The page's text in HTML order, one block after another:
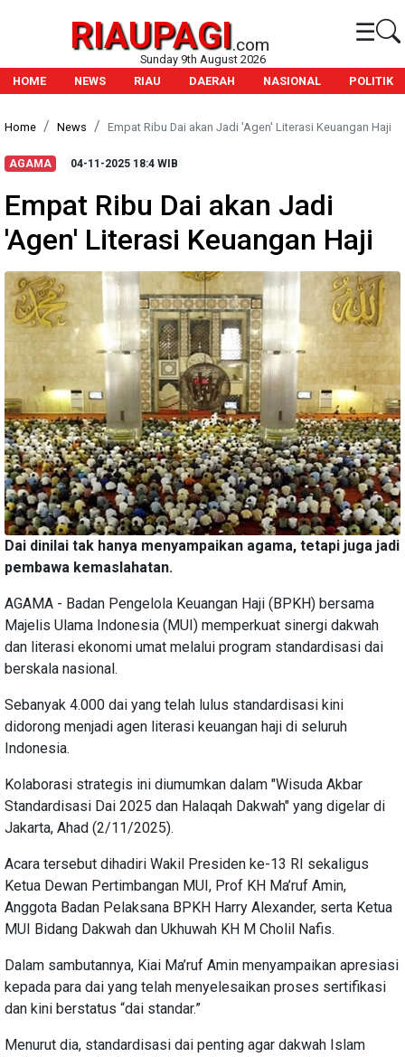
RIAUPAGI.com ☰
Sunday 9th August 2026
HOME
NEWS RIAU DAERAH NASIONAL POLITIK
Home News Empat Ribu Dai akan Jadi 'Agen' Literasi Keuangan Haji
AGAMA 04-11-2025 18:4 WIB
Empat Ribu Dai akan Jadi
'Agen' Literasi Keuangan Haji
Dai dinilai tak hanya menyampaikan agama, tetapi juga jadi
pembawa kemaslahatan.
AGAMA - Badan Pengelola Keuangan Haji (BPKH) bersama
Majelis Ulama Indonesia (MUI) memperkuat sinergi dakwah
dan literasi ekonomi umat melalui program standardisasi dai
berskala nasional.
Sebanyak 4.000 dai yang telah lulus standardisasi kini
didorong menjadi agen literasi keuangan haji di seluruh
Indonesia.
Kolaborasi strategis ini diumumkan dalam "Wisuda Akbar
Standardisasi Dai 2025 dan Halaqah Dakwah" yang digelar di
Jakarta, Ahad (2/11/2025).
Acara tersebut dihadiri Wakil Presiden ke-13 RI sekaligus
Ketua Dewan Pertimbangan MUI, Prof KH Ma’ruf Amin,
Anggota Badan Pelaksana BPKH Harry Alexander, serta Ketua
MUI Bidang Dakwah dan Ukhuwah KH M Cholil Nafis.
Dalam sambutannya, Kiai Ma’ruf Amin menyampaikan apresiasi
kepada para dai yang telah menyelesaikan proses sertifikasi
dan kini berstatus “dai standar.”
Menurut dia, standardisasi dai penting agar dakwah Islam